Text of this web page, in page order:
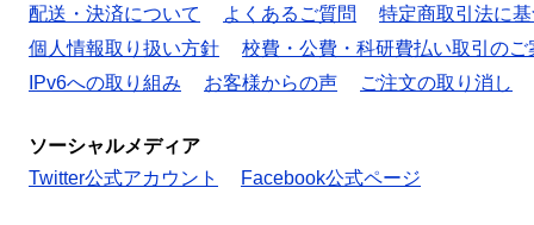
配送・決済について
よくあるご質問
特定商取引法に
個人情報取り扱い方針
校費・公費・科研費払い取引のご
IPv6への取り組み
お客様からの声 ご注文の取り消し
ソーシャルメディア
Twitter公式アカウント
Facebook公式ページ